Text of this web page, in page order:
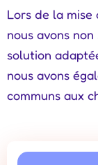
Lors de la
nous avons
solution
nous avons
communs aux